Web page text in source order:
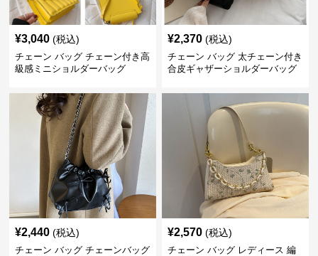
¥3,040 (税込)
チェーン バッグ チェーン付き高
級感ミニショルダーバッグ
¥2,370 (税込)
チェーン バッグ 太チェーン付き
合皮ギャザーショルダーバッグ
¥2,440 (税込)
チェーン バッグ チェーンバッグ
¥2,570 (税込)
チェーン バッグ レディース 編